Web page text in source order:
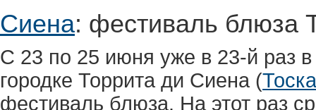
Сиена: фестиваль блюза
С 23 по 25 июня уже в 23-й раз
городке Торрита ди Сиена (
фестиваль блюза. На этот раз